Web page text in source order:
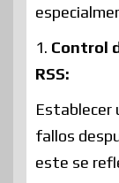
1. Control
RSS:
Establecer
fallos
este se